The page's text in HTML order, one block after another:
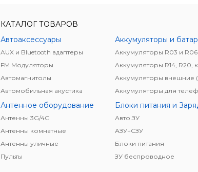
КАТАЛОГ ТОВАРОВ
Автоаксессуары
AUX и Bluetooth адаптеры
FM Модуляторы
Автомагнитолы
Автомобильная акустика
Аккумуляторы R03 и R06
Антенное оборудование
Антенны 3G/4G
Антенны комнатные
Антенны уличные
Пульты
Авто ЗУ
АЗУ+CЗУ
Блоки питания
ЗУ беспроводное